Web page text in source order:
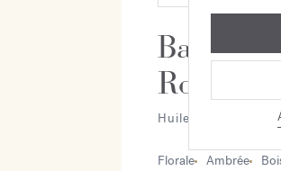
Baccarat
Rouge
Huile scintillante
Florale Ambrée